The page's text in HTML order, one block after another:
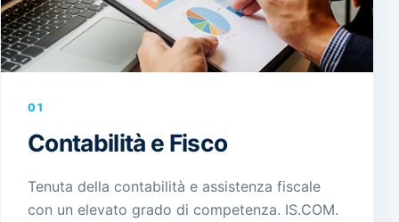
01
Contabilità e Fisco
Tenuta della contabilità e assistenza fiscale
con un elevato grado di competenza. IS.COM.